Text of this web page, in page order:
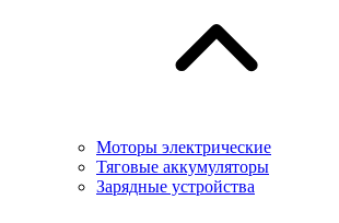
Моторы электрические
Тяговые аккумуляторы
Зарядные устройства